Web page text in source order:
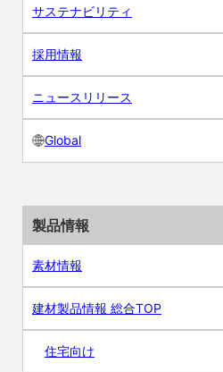
サステナビリティ
採用情報
ニュースリリース
Global
製品情報
素材情報
建材製品情報 総合TOP
住宅向け